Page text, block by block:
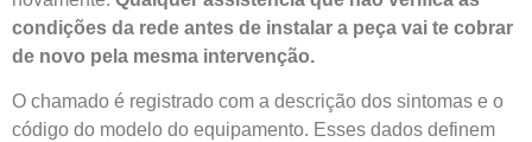
condições da rede antes de instalar a peça vai te cobrar
de novo pela mesma intervenção.
O chamado é registrado com a descrição dos sintomas e o
código do modelo do equipamento. Esses dados definem